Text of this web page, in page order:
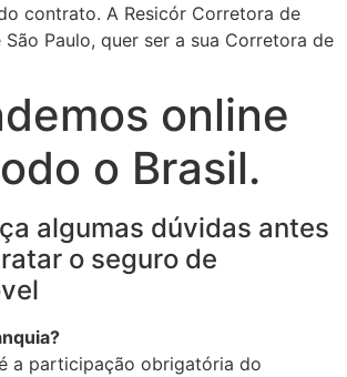
contrato. A Resicór Corretora de
São Paulo, quer ser a sua Corretora de
online
o Brasil.
algumas dúvidas antes
o seguro de
a participação obrigatória do